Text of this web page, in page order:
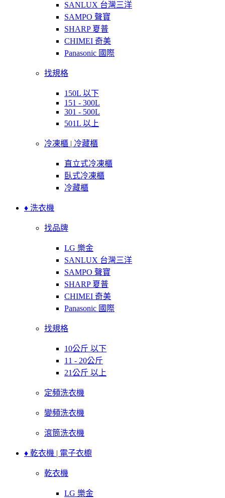
SANLUX 台灣三洋
SAMPO 聲寶
SHARP 夏普
CHIMEI 奇美
Panasonic 國際
找規格
150L 以下
151 - 300L
301 - 500L
501L 以上
冷凍櫃 | 冷藏櫃
直立式冷凍櫃
臥式冷凍櫃
冷藏櫃
♦ 洗衣機
找品牌
LG 樂金
SANLUX 台灣三洋
SAMPO 聲寶
SHARP 夏普
CHIMEI 奇美
Panasonic 國際
找規格
10公斤 以下
11 - 20公斤
21公斤 以上
定頻洗衣機
變頻洗衣機
滾筒洗衣機
♦ 乾衣機 | 電子衣櫥
乾衣機
LG 樂金